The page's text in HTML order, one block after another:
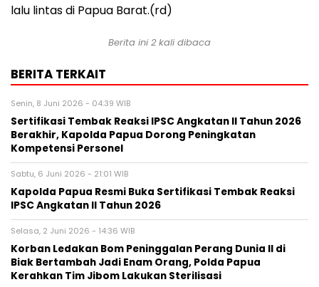
lalu lintas di Papua Barat.(rd)
Berita ini 2 kali dibaca
BERITA TERKAIT
Senin, 8 Juni 2026 - 04:39 WIB
Sertifikasi Tembak Reaksi IPSC Angkatan II Tahun 2026
Berakhir, Kapolda Papua Dorong Peningkatan
Kompetensi Personel
Sabtu, 6 Juni 2026 - 21:01 WIB
Kapolda Papua Resmi Buka Sertifikasi Tembak Reaksi
IPSC Angkatan II Tahun 2026
Selasa, 2 Juni 2026 - 14:36 WIB
Korban Ledakan Bom Peninggalan Perang Dunia II di
Biak Bertambah Jadi Enam Orang, Polda Papua
Kerahkan Tim Jibom Lakukan Sterilisasi